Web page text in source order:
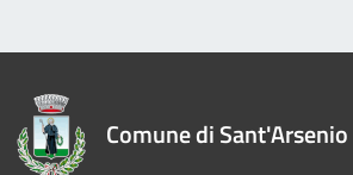
Comune di Sant'Arsenio